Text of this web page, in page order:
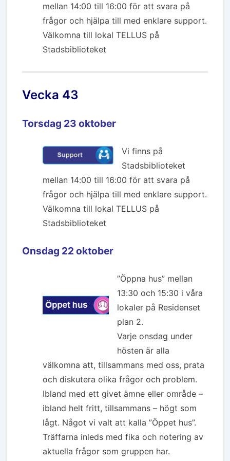
mellan 14:00 till 16:00 för att svara på
frågor och hjälpa till med enklare support.
Välkomna till lokal TELLUS på
Stadsbiblioteket
Vecka 43
Torsdag 23 oktober
Vi finns på
Stadsbiblioteket
mellan 14:00 till 16:00 för att svara på
frågor och hjälpa till med enklare support.
Välkomna till lokal TELLUS på
Stadsbiblioteket
Onsdag 22 oktober
”Öppna hus” mellan
13:30 och 15:30 i våra
lokaler på Residenset
plan 2.
Varje onsdag under
hösten är alla
välkomna att, tillsammans med oss, prata
och diskutera olika frågor och problem.
Ibland med ett givet ämne eller område –
ibland helt fritt, tillsammans – högt som
lågt. Något vi valt att kalla ”Öppet hus”.
Träffarna inleds med fika och notering av
aktuella frågor som gruppen har.